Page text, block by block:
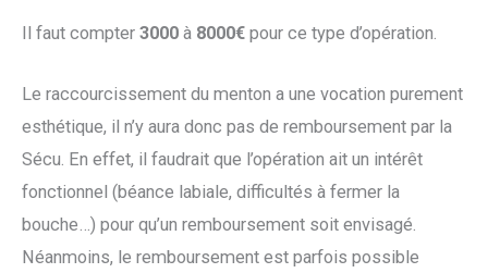
Il faut compter 3000 à 8000€ pour ce type d’opération.
Le raccourcissement du menton a une vocation purement
esthétique, il n’y aura donc pas de remboursement par la
Sécu. En effet, il faudrait que l’opération ait un intérêt
fonctionnel (béance labiale, difficultés à fermer la
bouche…) pour qu’un remboursement soit envisagé.
Néanmoins, le remboursement est parfois possible